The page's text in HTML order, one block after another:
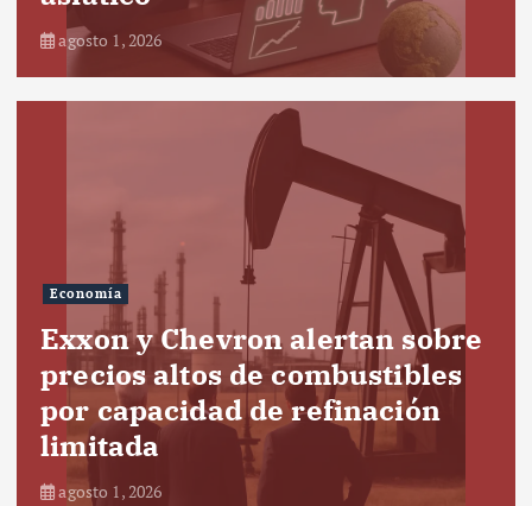
agosto 1, 2026
Economía
Exxon y Chevron alertan sobre
precios altos de combustibles
por capacidad de refinación
limitada
agosto 1, 2026